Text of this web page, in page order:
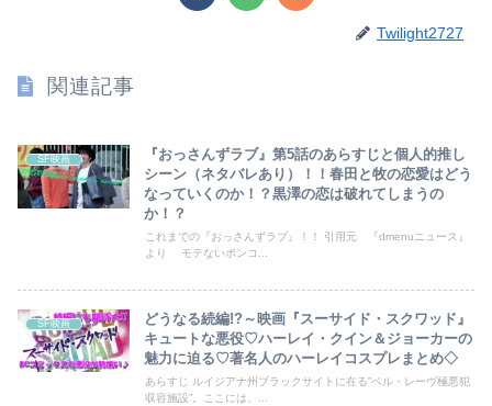
Twilight2727
関連記事
SF映画
『おっさんずラブ』第5話のあらすじと個人的推し
シーン（ネタバレあり）！！春田と牧の恋愛はどう
なっていくのか！？黒澤の恋は破れてしまうの
か！？
これまでの『おっさんずラブ』！！ 引用元 『dmenuニュース』
より モテないポンコ...
SF映画
どうなる続編!?～映画『スーサイド・スクワッド』
キュートな悪役♡ハーレイ・クイン＆ジョーカーの
魅力に迫る♡著名人のハーレイコスプレまとめ◇
あらすじ ルイジアナ州ブラックサイトに在る”ベル・レーヴ極悪犯
収容施設”。ここには、...